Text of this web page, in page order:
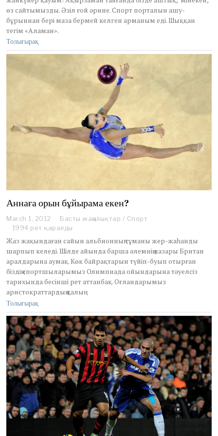
e
r
2
өз сайтымызды. Әзіл ғой әрине. Спорт порталын ашу-
бұрыннан бері маза бермей келген арманым еді. Шыққан
тегім «Аламан».
Толығырақ
Аннаға орын бұйырама екен?
March 1, 2012
a
c
h
1
,
2
1
Басты жаңалықтар / Спорт
1994 рет қаралды
Жаз жақындаған сайын альбионның тұманы жер-жаһанды
шарпып келеді. Шілде айында барша әлемнің назары Британ
аралдарына аумақ. Көк байрақтарын түйіп-буып отырған
біздің спортшыларымыз Олимпиада ойындарына тәуелсіз
тарихында бесінші рет аттанбақ. Оғландарымыз
аристократтардың қалың
Толығырақ